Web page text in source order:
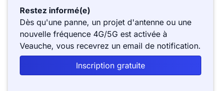
Restez informé(e)
Dès qu'une panne, un projet d'antenne ou une
nouvelle fréquence 4G/5G est activée à
Veauche, vous recevrez un email de notification.
Inscription gratuite